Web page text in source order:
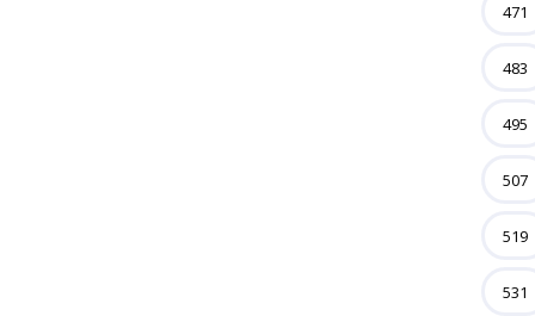
471
483
495
507
519
531